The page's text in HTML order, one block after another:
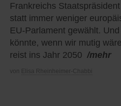
Frankreichs
statt immer weniger
EU-Parlament gewählt.
könnte, wenn wir mutig
reist ins Jahr 2050 /mehr
von Elisa Rheinheimer-Chabbi